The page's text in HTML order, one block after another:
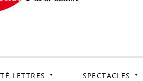
LETTRES SPECTACLES